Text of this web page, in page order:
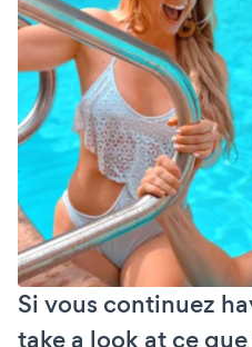
Si vous continuez
take a look at ce